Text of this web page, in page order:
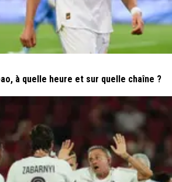
à quelle heure et sur quelle chaîne ?